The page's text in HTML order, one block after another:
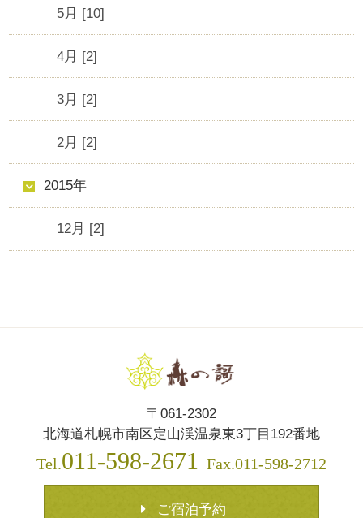
5月 [10]
4月 [2]
3月 [2]
2月 [2]
2015年
12月 [2]
〒061-2302
北海道札幌市南区定山渓温泉東3丁目192番地
Tel.011-598-2671 Fax.011-598-2712
ご宿泊予約